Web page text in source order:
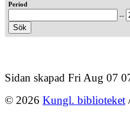
Period
--
Sidan skapad Fri Aug 07
© 2026 Kungl. biblioteket